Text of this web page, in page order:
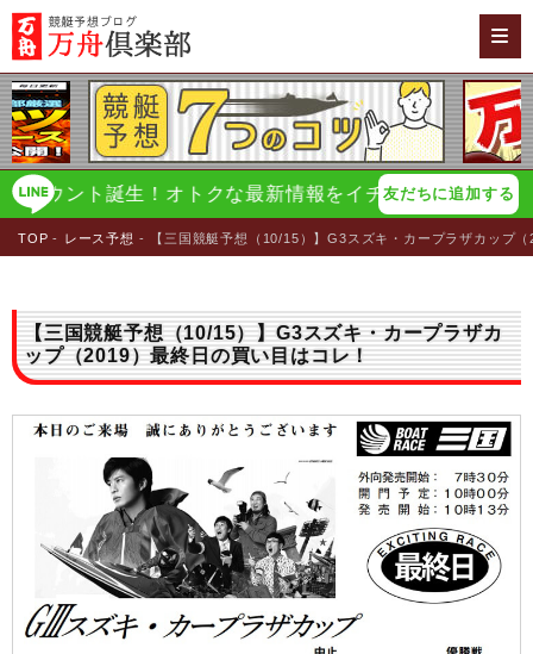
誕生！オトクな最新情報をイチ早く配信！ 万舟倶楽
友だちに追加する
TOP レース予想 【三国競艇予想（10/15）】G3スズキ・カープラザカップ
【三国競艇予想（10/15）】G3スズキ・カープラザカ
ップ（2019）最終日の買い目はコレ！